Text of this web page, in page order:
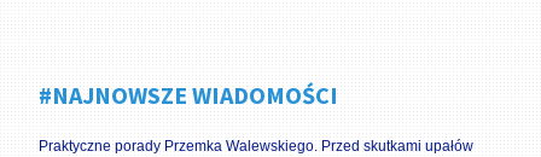
#NAJNOWSZE WIADOMOŚCI
Praktyczne porady Przemka Walewskiego. Przed skutkami upałów